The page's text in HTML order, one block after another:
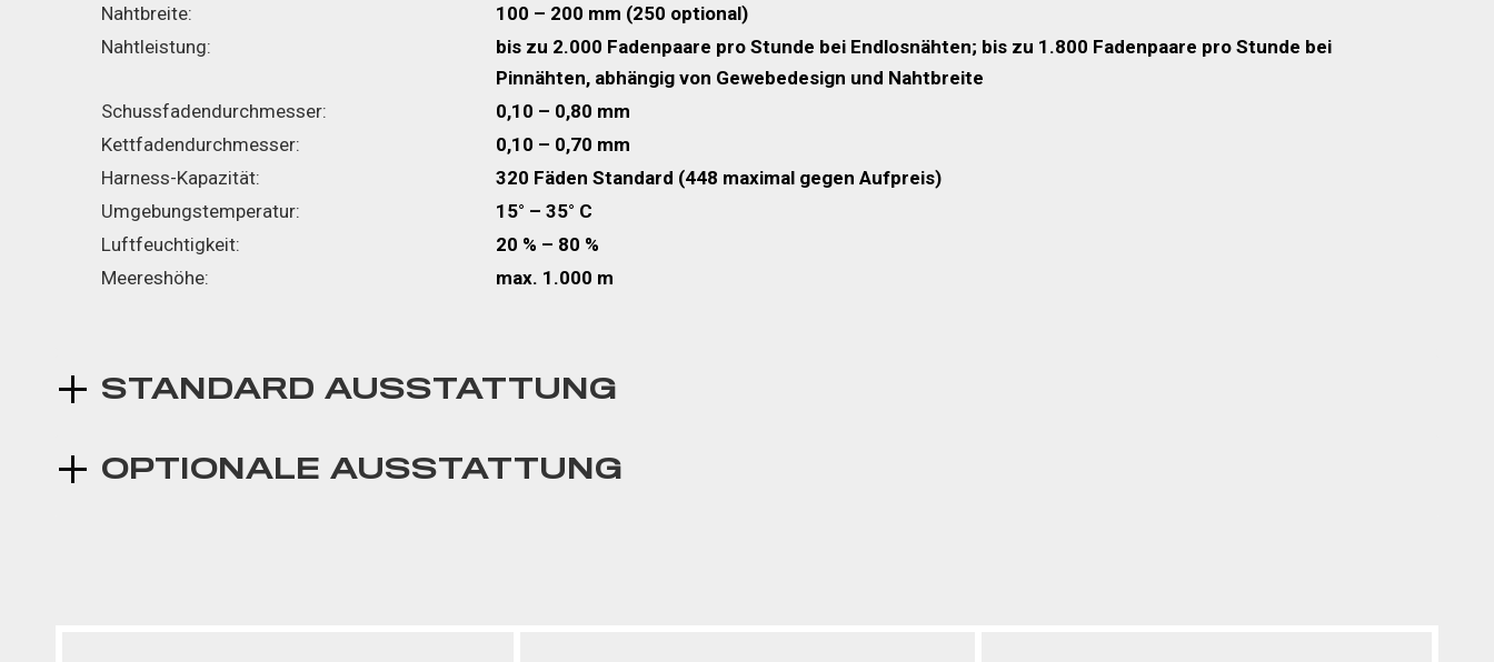
Nahtbreite: 100 – 200 mm (250 optional)
Nahtleistung:
bis zu 2.000 Fadenpaare pro Stunde bei Endlosnähten; bis zu 1.800 Fadenpaare pro Stunde bei
Pinnähten, abhängig von Gewebedesign und Nahtbreite
Schussfadendurchmesser:
0,10 – 0,80 mm
Kettfadendurchmesser:
0,10 – 0,70 mm
Harness-Kapazität:
320 Fäden Standard (448 maximal gegen Aufpreis)
Umgebungstemperatur:
15° – 35° C
Luftfeuchtigkeit:
20 % – 80 %
Meereshöhe:
max. 1.000 m
STANDARD AUSSTATTUNG
OPTIONALE AUSSTATTUNG